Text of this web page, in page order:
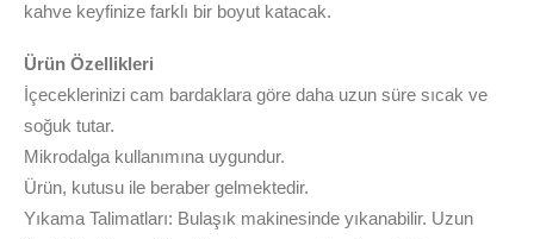
kahve keyfinize farklı bir boyut katacak.
Ürün Özellikleri
İçeceklerinizi cam bardaklara göre daha uzun süre sıcak ve
soğuk tutar.
Mikrodalga kullanımına uygundur.
Ürün, kutusu ile beraber gelmektedir.
Yıkama Talimatları: Bulaşık makinesinde yıkanabilir. Uzun